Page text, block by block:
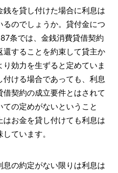
を貸し付けた場合に利息は
のでしょうか。貸付金につ
条では、金銭消費貸借契約
することを約束して貸主か
効力を生ずると定めていま
ける場合であっても、利息
契約の成立要件とはされて
の定めがないということ
お金を貸し付けても利息は
ています。
の約定がない限りは利息は